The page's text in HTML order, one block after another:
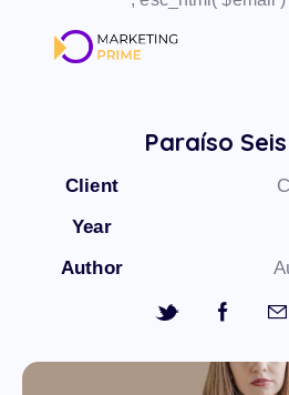
Paraíso
Client
Year
Author